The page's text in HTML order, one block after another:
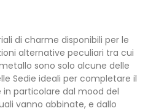
di charme disponibili per le
alternative peculiari tra cui
sono solo alcune delle
Sedie ideali per completare il
particolare dal mood del
vanno abbinate, e dallo